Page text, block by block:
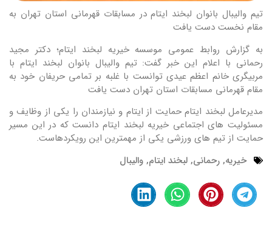
تیم والیبال بانوان لبخند ایتام در مسابقات قهرمانی استان تهران به
مقام نخست دست یافت
به گزارش روابط عمومی موسسه خیریه لبخند ایتام؛ دکتر مجید
رحمانی با اعلام این خبر گفت: تیم والیبال بانوان لبخند ایتام با
مربیگری خانم اعظم عیدی توانست با غلبه بر تمامی حریفان خود به
مقام قهرمانی مسابقات استان تهران دست یافت
مدیرعامل لبخند ایتام حمایت از ایتام و نیازمندان را یکی از وظایف و
مسئولیت های اجتماعی خیریه لبخند ایتام دانست که در این مسیر
حمایت از تیم های ورزشی یکی از مهمترین این رویکردهاست.
خیریه, رحمانی, لبخند ایتام, والیبال